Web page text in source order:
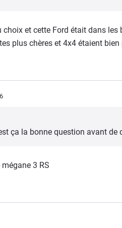
et cette Ford était dans les
plus chères et 4x4 étaient
ça la bonne question avant de
3 RS